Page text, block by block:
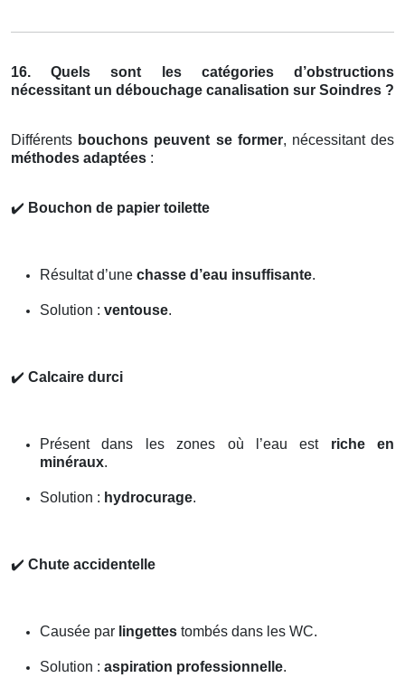
16. Quels sont les catégories d’obstructions
nécessitant un débouchage canalisation sur Soindres ?
Différents bouchons peuvent se former, nécessitant des
méthodes adaptées :
✔️ Bouchon de papier toilette
Résultat d’une chasse d’eau insuffisante.
Solution : ventouse.
✔️ Calcaire durci
Présent dans les zones où l’eau est riche en
minéraux.
Solution : hydrocurage.
✔️ Chute accidentelle
Causée par lingettes tombés dans les WC.
Solution : aspiration professionnelle.